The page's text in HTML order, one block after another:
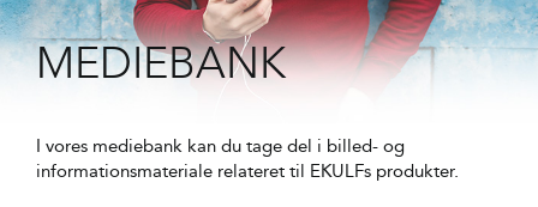
MEDIEBANK
I vores mediebank kan du tage del i billed- og
informationsmateriale relateret til EKULFs produkter.